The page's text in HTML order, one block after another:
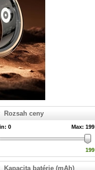
Rozsah ceny
0 Max: 199
199
Kapacita batérie (mAh)